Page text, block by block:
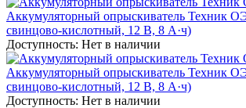
Аккумуляторный опрыскиватель Техник
свинцово-кислотный, 12 В, 8 А·ч)
Доступность: Нет в наличии
Аккумуляторный опрыскиватель Техник
свинцово-кислотный, 12 В, 8 А·ч)
Доступность: Нет в наличии